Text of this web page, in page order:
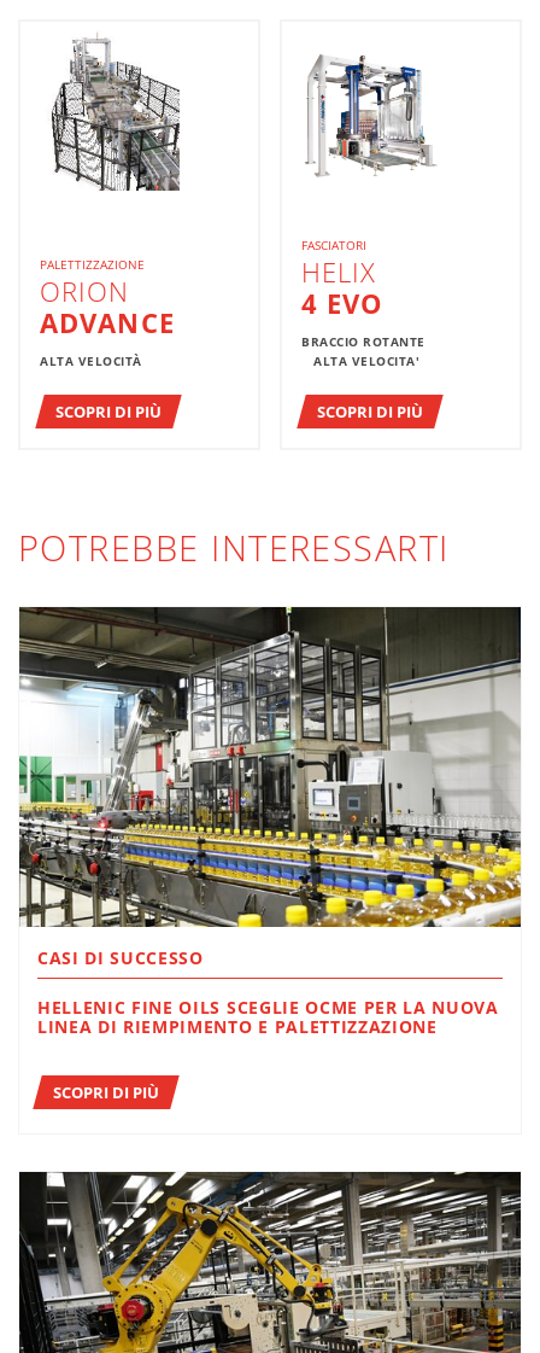
PALETTIZZAZIONE
ORION
ADVANCE
ALTA VELOCITÀ
SCOPRI DI PIÙ
FASCIATORI
HELIX
4 EVO
BRACCIO ROTANTE
ALTA VELOCITA'
SCOPRI DI PIÙ
POTREBBE INTERESSARTI
CASI DI SUCCESSO
HELLENIC FINE OILS SCEGLIE OCME PER LA NUOVA
LINEA DI RIEMPIMENTO E PALETTIZZAZIONE
SCOPRI DI PIÙ